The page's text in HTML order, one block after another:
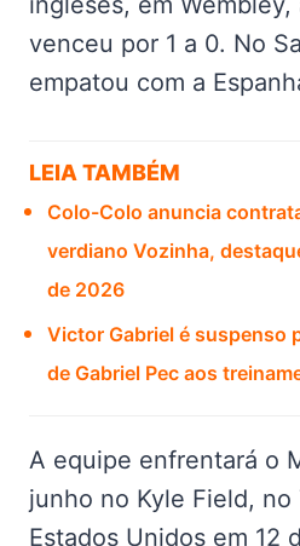
venceu por 1 a 0. No
empatou com a
LEIA TAMBÉM
Colo-Colo anuncia
verdiano Vozinha,
de 2026
Victor Gabriel é suspenso
de Gabriel Pec aos
A equipe enfrentará o
junho no Kyle Field, no
Estados Unidos em 12